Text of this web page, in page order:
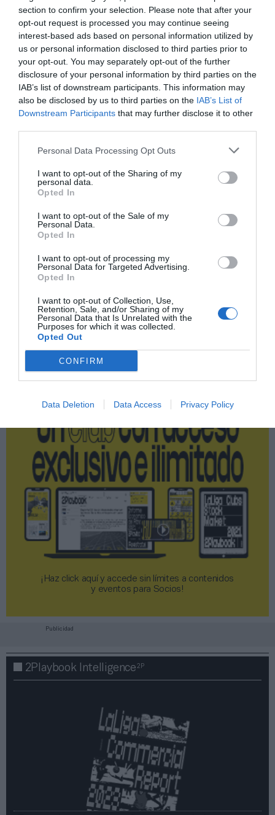
section to confirm your selection. Please note that after your
opt-out request is processed you may continue seeing
interest-based ads based on personal information utilized by
us or personal information disclosed to third parties prior to
your opt-out. You may separately opt-out of the further
disclosure of your personal information by third parties on the
IAB’s list of downstream participants. This information may
also be disclosed by us to third parties on the IAB’s List of
Downstream Participants that may further disclose it to other
Personal Data Processing Opt Outs
I want to opt-out of the Sharing of my
personal data.
Opted In
I want to opt-out of the Sale of my
Personal Data.
Opted In
I want to opt-out of processing my
Personal Data for Targeted Advertising.
Opted In
I want to opt-out of Collection, Use,
Retention, Sale, and/or Sharing of my
Personal Data that Is Unrelated with the
Purposes for which it was collected.
Opted Out
CONFIRM
Data Deletion Data Access Privacy Policy
Índex
la asistencia a todos los eventos deportivos y de
entretenimiento en España, así como más de 20.000
contratos de patrocinio en el mercado español,
segmentados por competición, tipología de activos,
marcas, categorías de producto y valor económico
aproximado de cada acuerdo. Si quieres más
información, contacta con nosotros a través de
intelligence@2playbook.com.
Añadir 2Playbookcomo fuente preferida de Google
ACTIVAR AHORA
Compartir
Imprimir
Publicidad
¡Haz click aquí y accede sin límites a contenidos
y eventos para Socios!​​​​​​​
Publicidad
2Playbook Intelligence2P